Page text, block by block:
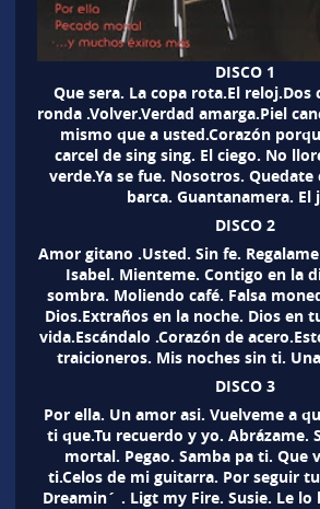
DISCO 1
Que sera. La copa rota.El reloj.Dos
ronda .Volver.Verdad amarga.Piel
mismo que a usted.Corazón
carcel de sing sing. El ciego. No
verde.Ya se fue. Nosotros.
barca. Guantanamera. El
DISCO 2
Amor gitano .Usted. Sin fe.
Isabel. Mienteme. Contigo en la
sombra. Moliendo café. Falsa
Dios.Extraños en la noche. Dios en
vida.Escándalo .Corazón de
traicioneros. Mis noches sin ti.
DISCO 3
Por ella. Un amor asi. Vuelveme a
ti que.Tu recuerdo y yo. Abrázame.
mortal. Pegao. Samba pa ti. Que
ti.Celos de mi guitarra. Por seguir
Dreamin´ . Ligt my Fire. Susie. Le lo